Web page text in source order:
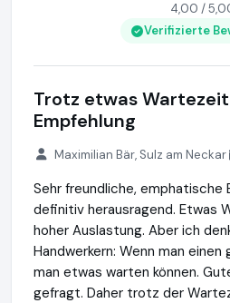
4,00 /
Verifizierte
Trotz etwas
Empfehlung
Maximilian Bär, Sulz am Neckar
Sehr freundliche, emphatische
definitiv herausragend. Etwas
hoher Auslastung. Aber ich
Handwerkern: Wenn man
man etwas warten können.
gefragt. Daher trotz der